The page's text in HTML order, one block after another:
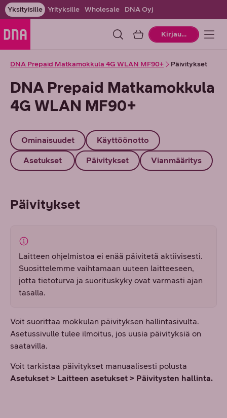
Yksityisille Yrityksille Wholesale DNA Oyj
OstoskoriKirjaudu
DNA Prepaid Matkamokkula 4G WLAN MF90+ Päivitykset
DNA Prepaid Matkamokkula
4G WLAN MF90+
Ominaisuudet Käyttöönotto
Asetukset Päivitykset Vianmääritys
Päivitykset
Laitteen ohjelmistoa ei enää päivitetä aktiivisesti.
Suosittelemme vaihtamaan uuteen laitteeseen,
jotta tietoturva ja suorituskyky ovat varmasti ajan
tasalla.
Voit suorittaa mokkulan päivityksen hallintasivulta.
Asetussivulle tulee ilmoitus, jos uusia päivityksiä on
saatavilla.
Voit tarkistaa päivitykset manuaalisesti polusta
Asetukset > Laitteen asetukset > Päivitysten hallinta.